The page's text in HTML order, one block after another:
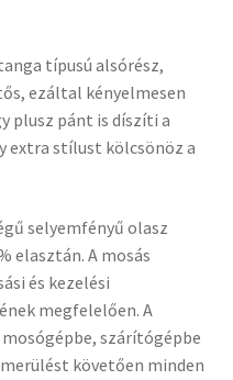
típusú alsórész,
ezáltal kényelmesen
plusz pánt is díszíti a
extra stílust kölcsönöz a
selyemfényű olasz
elasztán. A mosás
és kezelési
megfelelően. A
szárítógépbe
követően minden